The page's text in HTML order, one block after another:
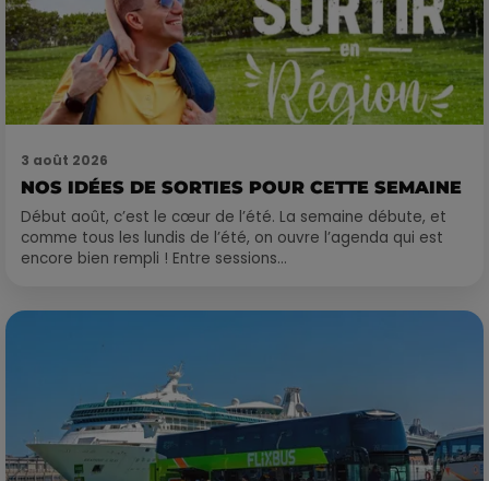
3 août 2026
NOS IDÉES DE SORTIES POUR CETTE SEMAINE
Début août, c’est le cœur de l’été. La semaine débute, et
comme tous les lundis de l’été, on ouvre l’agenda qui est
encore bien rempli ! Entre sessions...